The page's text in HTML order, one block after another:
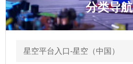
分类导航
星空平台入口-星空（中国）